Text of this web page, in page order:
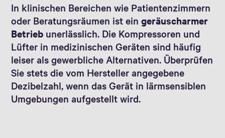
In klinischen Bereichen wie Patientenzimmern
oder Beratungsräumen ist eingeräuscharmer
Betrieb unerlässlich. Die Kompressoren und
Lüfter in medizinischen Geräten sind häufig
leiser als gewerbliche Alternativen. Überprüfen
Sie stets die vom Hersteller angegebene
Dezibelzahl, wenn das Gerät in lärmsensiblen
Umgebungen aufgestellt wird.